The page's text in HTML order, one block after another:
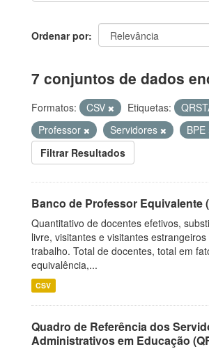
Ordenar por
7 conjuntos de dados
Formatos: CSV Etiquetas:
Professor
Servidores
BPE
Filtrar Resultados
Banco de Professor Equivalente
Quantitativo de docentes efetivos,
livre, visitantes e visitantes
trabalho. Total de docentes, total em
equivalência,...
CSV
Quadro de Referência dos
Administrativos em Educação